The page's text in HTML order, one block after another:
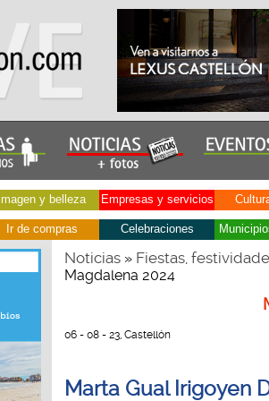
Imagen y belleza Empresas y servicios
Ir de compras Celebraciones
Noticias» Fiestas,
Magdalena 2024
06 - 08 - 23, Castellón
Marta Gual Irigoyen